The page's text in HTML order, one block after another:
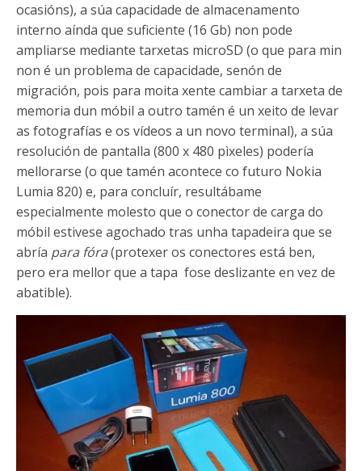
ocasións), a súa capacidade de almacenamento
interno aínda que suficiente (16 Gb) non pode
ampliarse mediante tarxetas microSD (o que para min
non é un problema de capacidade, senón de
migración, pois para moita xente cambiar a tarxeta de
memoria dun móbil a outro tamén é un xeito de levar
as fotografías e os vídeos a un novo terminal), a súa
resolución de pantalla (800 x 480 pìxeles) podería
mellorarse (o que tamén acontece co futuro Nokia
Lumia 820) e, para concluír, resultábame
especialmente molesto que o conector de carga do
móbil estivese agochado tras unha tapadeira que se
abría para fóra(protexer os conectores está ben,
pero era mellor que a tapa fose deslizante en vez de
abatible).